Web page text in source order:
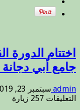
اختتام الدورة
جامع أبي
admin سبتمبر 23, 2019
التعليقات على
257 زيارة